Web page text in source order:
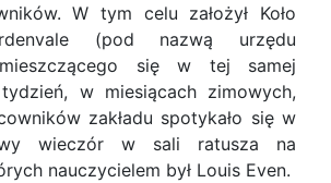
W tym celu założył Koło
(pod nazwą urzędu
się w tej samej
w miesiącach zimowych,
zakładu spotykało się w
wieczór w sali ratusza na
nauczycielem był Louis Even.